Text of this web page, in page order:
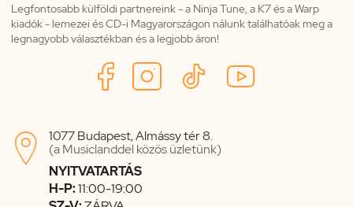
Legfontosabb külföldi partnereink - a Ninja Tune, a K7 és a Warp
kiadók - lemezei és CD-i Magyarországon nálunk találhatóak meg a
legnagyobb választékban és a legjobb áron!

1077 Budapest, Almássy tér 8.
(a Musiclanddel közös üzletünk)
NYITVATARTÁS
H-P:11:00-19:00